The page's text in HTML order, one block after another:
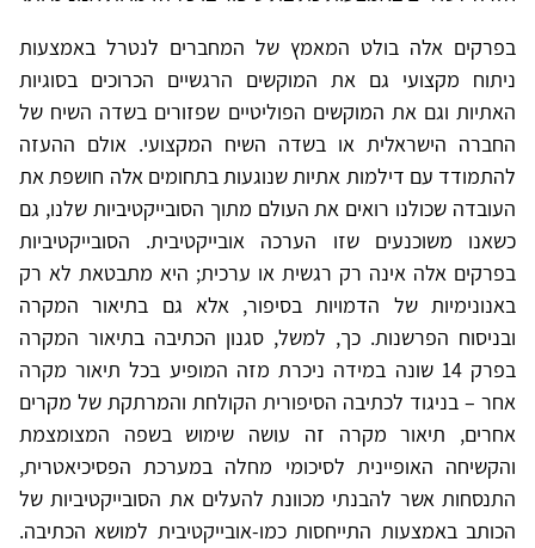
בפרקים אלה בולט המאמץ של המחברים לנטרל באמצעות
ניתוח מקצועי גם את המוקשים הרגשיים הכרוכים בסוגיות
האתיות וגם את המוקשים הפוליטיים שפזורים בשדה השיח של
החברה הישראלית או בשדה השיח המקצועי. אולם ההעזה
להתמודד עם דילמות אתיות שנוגעות בתחומים אלה חושפת את
העובדה שכולנו רואים את העולם מתוך הסובייקטיביות שלנו, גם
כשאנו משוכנעים שזו הערכה אובייקטיבית. הסובייקטיביות
בפרקים אלה אינה רק רגשית או ערכית; היא מתבטאת לא רק
באנונימיות של הדמויות בסיפור, אלא גם בתיאור המקרה
ובניסוח הפרשנות. כך, למשל, סגנון הכתיבה בתיאור המקרה
בפרק 14 שונה במידה ניכרת מזה המופיע בכל תיאור מקרה
אחר – בניגוד לכתיבה הסיפורית הקולחת והמרתקת של מקרים
אחרים, תיאור מקרה זה עושה שימוש בשפה המצומצמת
והקשיחה האופיינית לסיכומי מחלה במערכת הפסיכיאטרית,
התנסחות אשר להבנתי מכוונת להעלים את הסובייקטיביות של
הכותב באמצעות התייחסות כמו-אובייקטיבית למושא הכתיבה.